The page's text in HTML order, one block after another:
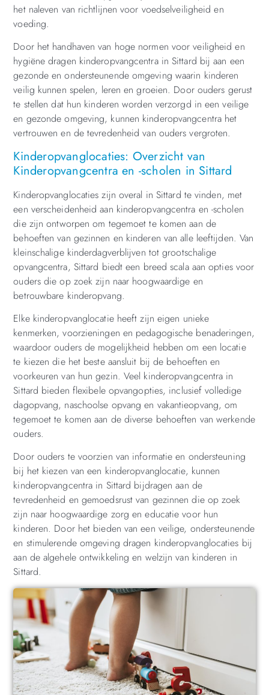
het naleven van richtlijnen voor voedselveiligheid en
voeding.
Door het handhaven van hoge normen voor veiligheid en
hygiëne dragen kinderopvangcentra in Sittard bij aan een
gezonde en ondersteunende omgeving waarin kinderen
veilig kunnen spelen, leren en groeien. Door ouders gerust
te stellen dat hun kinderen worden verzorgd in een veilige
en gezonde omgeving, kunnen kinderopvangcentra het
vertrouwen en de tevredenheid van ouders vergroten.
Kinderopvanglocaties: Overzicht van
Kinderopvangcentra en -scholen in Sittard
Kinderopvanglocaties zijn overal in Sittard te vinden, met
een verscheidenheid aan kinderopvangcentra en -scholen
die zijn ontworpen om tegemoet te komen aan de
behoeften van gezinnen en kinderen van alle leeftijden. Van
kleinschalige kinderdagverblijven tot grootschalige
opvangcentra, Sittard biedt een breed scala aan opties voor
ouders die op zoek zijn naar hoogwaardige en
betrouwbare kinderopvang.
Elke kinderopvanglocatie heeft zijn eigen unieke
kenmerken, voorzieningen en pedagogische benaderingen,
waardoor ouders de mogelijkheid hebben om een locatie
te kiezen die het beste aansluit bij de behoeften en
voorkeuren van hun gezin. Veel kinderopvangcentra in
Sittard bieden flexibele opvangopties, inclusief volledige
dagopvang, naschoolse opvang en vakantieopvang, om
tegemoet te komen aan de diverse behoeften van werkende
ouders.
Door ouders te voorzien van informatie en ondersteuning
bij het kiezen van een kinderopvanglocatie, kunnen
kinderopvangcentra in Sittard bijdragen aan de
tevredenheid en gemoedsrust van gezinnen die op zoek
zijn naar hoogwaardige zorg en educatie voor hun
kinderen. Door het bieden van een veilige, ondersteunende
en stimulerende omgeving dragen kinderopvanglocaties bij
aan de algehele ontwikkeling en welzijn van kinderen in
Sittard.